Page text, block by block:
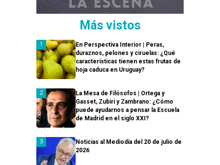
Más vistos
En Perspectiva Interior | Peras,
duraznos, pelones y ciruelas: ¿Qué
características tienen estas frutas de
hoja caduca en Uruguay?
La Mesa de Filósofos | Ortega y
Gasset, Zubiri y Zambrano: ¿Cómo
puede ayudarnos a pensar la Escuela
de Madrid en el siglo XXI?
Noticias al Mediodía del 20 de julio de
2026